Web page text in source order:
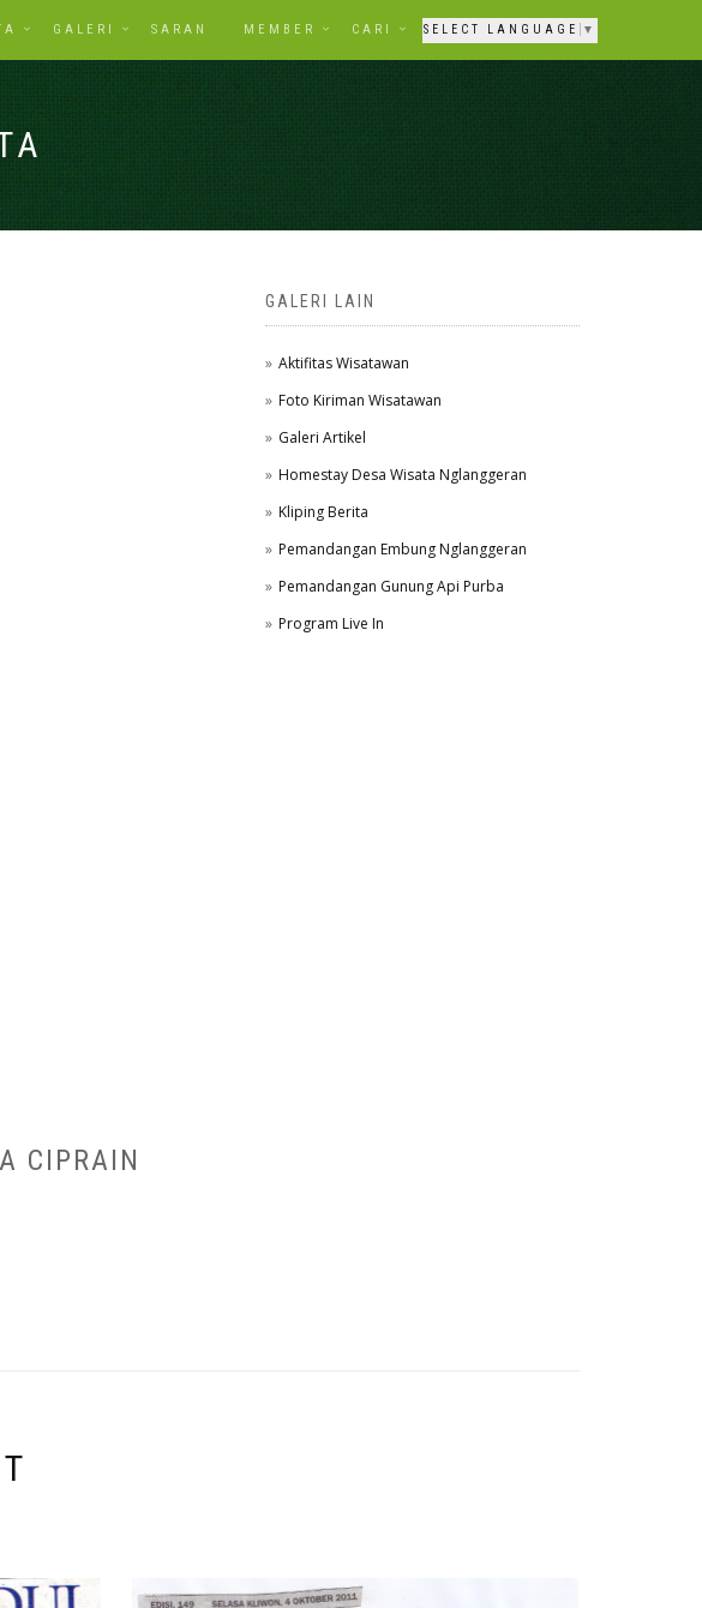
GALERI SARAN MEMBER CARI SELECT LANGUAGE ▼
CIPRAIN
GALERI LAIN
Aktifitas Wisatawan
Foto Kiriman Wisatawan
Galeri Artikel
Homestay Desa Wisata Nglanggeran
Kliping Berita
Pemandangan Embung Nglanggeran
Pemandangan Gunung Api Purba
Program Live In